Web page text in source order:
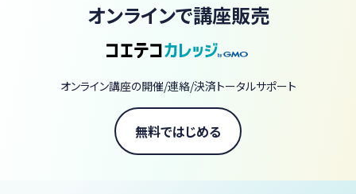
どれだけ一生懸命練習しても、身体の使い方や音の捉え方が変わ
力を抜こうとする。
音色を変えようとする。
表現をつけようとする。
けれど、それらが演奏全体の中でどうつながっているのかを理解し
オンラインで講座販売
オンライン講座の開催/連絡/決済トータルサポート
無料ではじめる